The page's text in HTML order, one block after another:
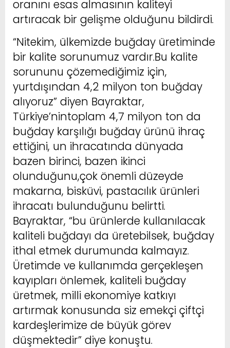
oranını esas almasının kaliteyi
artıracak bir gelişme olduğunu bildirdi.
“Nitekim, ülkemizde buğday üretiminde
bir kalite sorunumuz vardır.Bu kalite
sorununu çözemediğimiz için,
yurtdışından 4,2 milyon ton buğday
alıyoruz” diyen Bayraktar,
Türkiye’nintoplam 4,7 milyon ton da
buğday karşılığı buğday ürünü ihraç
ettiğini, un ihracatında dünyada
bazen birinci, bazen ikinci
olunduğunu,çok önemli düzeyde
makarna, bisküvi, pastacılık ürünleri
ihracatı bulunduğunu belirtti.
Bayraktar, “bu ürünlerde kullanılacak
kaliteli buğdayı da üretebilsek, buğday
ithal etmek durumunda kalmayız.
Üretimde ve kullanımda gerçekleşen
kayıpları önlemek, kaliteli buğday
üretmek, milli ekonomiye katkıyı
artırmak konusunda siz emekçi çiftçi
kardeşlerimize de büyük görev
düşmektedir” diye konuştu.